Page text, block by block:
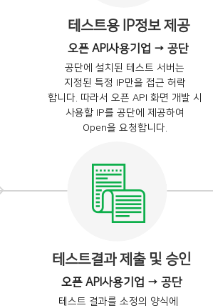
테스트용 IP정보 제공
오픈 API사용기업 → 공단
공단에 설치된 테스트 서버는
지정된 특정 IP만을 접근 허락
합니다. 따라서 오픈 API 화면 개발 시
사용할 IP를 공단에 제공하여
Open을 요청합니다.
테스트결과 제출 및 승인
오픈 API사용기업 → 공단
테스트 결과를 소정의 양식에